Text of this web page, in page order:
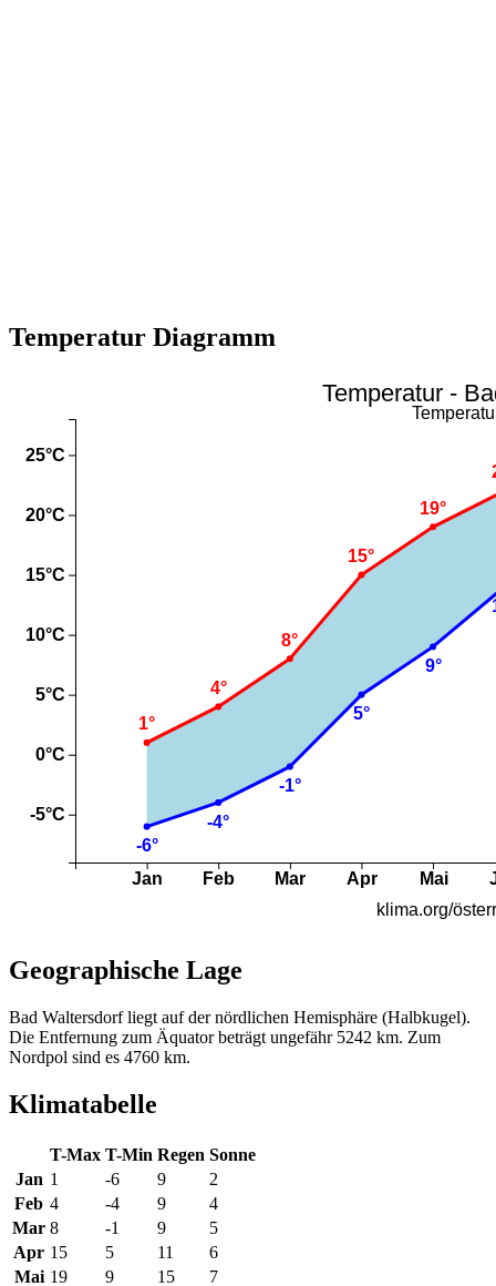
Temperatur Diagramm
Geographische Lage
Bad Waltersdorf liegt auf der nördlichen Hemisphäre (Halbkugel).
Die Entfernung zum Äquator beträgt ungefähr 5242 km. Zum
Nordpol sind es 4760 km.
Klimatabelle
T-Max T-Min Regen Sonne
Jan 1 -6 9
2
Feb 4 -4 9
4
Mar 8 -1 9
5
Apr 15 5 11
6
Mai 19 9 15 7